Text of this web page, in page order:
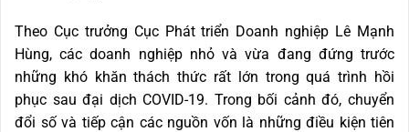
Theo Cục trưởng Cục Phát triển Doanh nghiệp Lê Mạnh
Hùng, các doanh nghiệp nhỏ và vừa đang đứng trước
những khó khăn thách thức rất lớn trong quá trình hồi
phục sau đại dịch COVID-19. Trong bối cảnh đó, chuyển
đổi số và tiếp cận các nguồn vốn là những điều kiện tiên